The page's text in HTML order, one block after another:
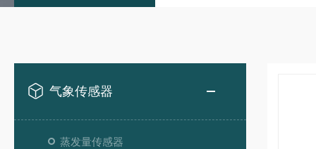
气象传感器
蒸发量传感器